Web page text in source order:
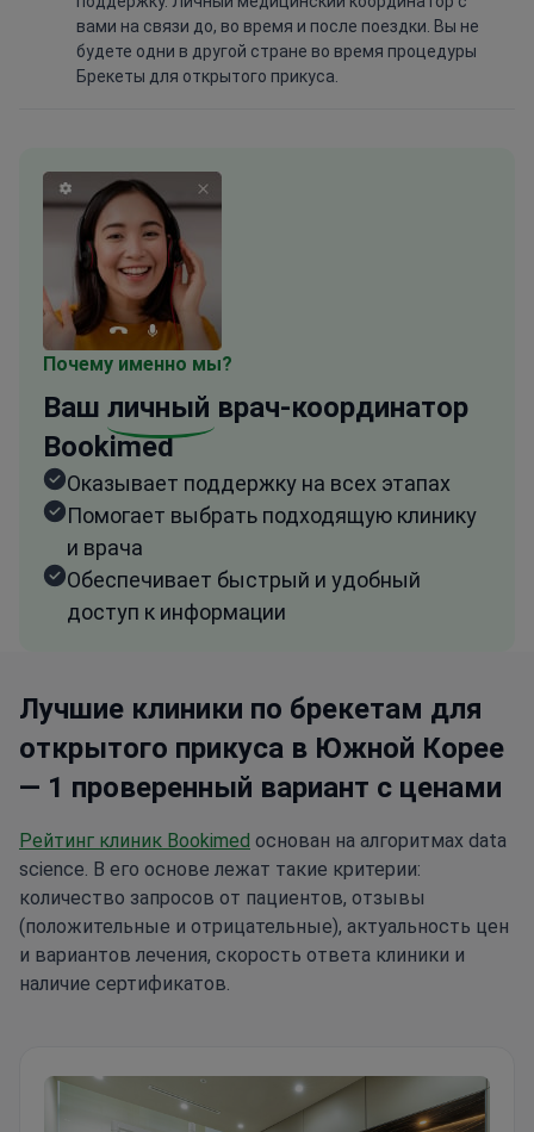
вами на связи до, во время и после поездки. Вы не
будете одни в другой стране во время процедуры
Брекеты для открытого прикуса.
Почему именно мы?
Ваш личный врач-координатор
Bookimed
Оказывает поддержку на всех этапах
Помогает выбрать подходящую клинику
и врача
Обеспечивает быстрый и удобный
доступ к информации
Лучшие клиники по брекетам для
открытого прикуса в Южной Корее
— 1 проверенный вариант с ценами
Рейтинг клиник Bookimed основан на алгоритмах data
science. В его основе лежат такие критерии:
количество запросов от пациентов, отзывы
(положительные и отрицательные), актуальность цен
и вариантов лечения, скорость ответа клиники и
наличие сертификатов.